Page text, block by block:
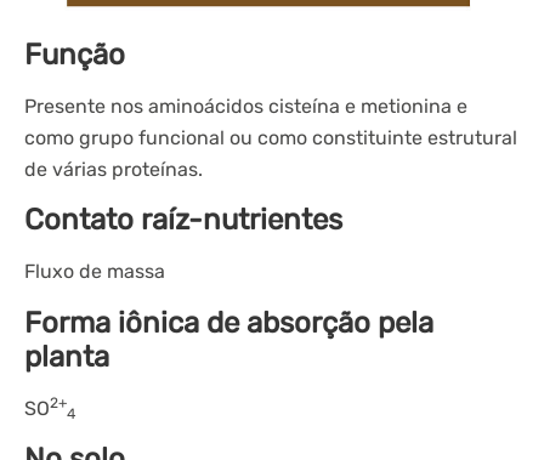
Função
Presente nos aminoácidos cisteína e metionina e
como grupo funcional ou como constituinte estrutural
de várias proteínas.
Contato raíz-nutrientes
Fluxo de massa
Forma iônica de absorção pela
planta
SO2+
4